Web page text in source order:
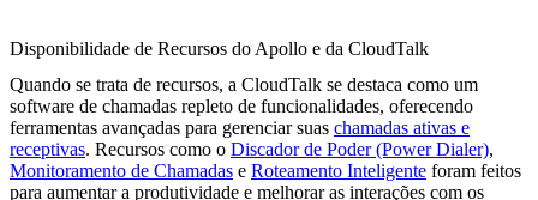
Disponibilidade de Recursos do Apollo e da CloudTalk
Quando se trata de recursos, a CloudTalk se destaca como um
software de chamadas repleto de funcionalidades, oferecendo
ferramentas avançadas para gerenciar suas chamadas ativas e
receptivas. Recursos como o Discador de Poder (Power Dialer),
Monitoramento de Chamadas e Roteamento Inteligente foram feitos
para aumentar a produtividade e melhorar as interações com os